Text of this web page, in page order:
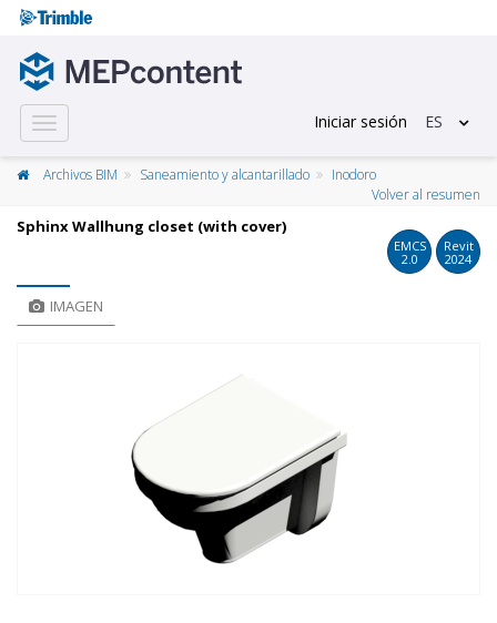
Toggle
navigation
Iniciar sesión ES
Archivos BIM Saneamiento y alcantarillado
Inodoro
Volver al resumen
Sphinx Wallhung closet (with cover)
EMCS
2.0
Revit
2024
IMAGEN